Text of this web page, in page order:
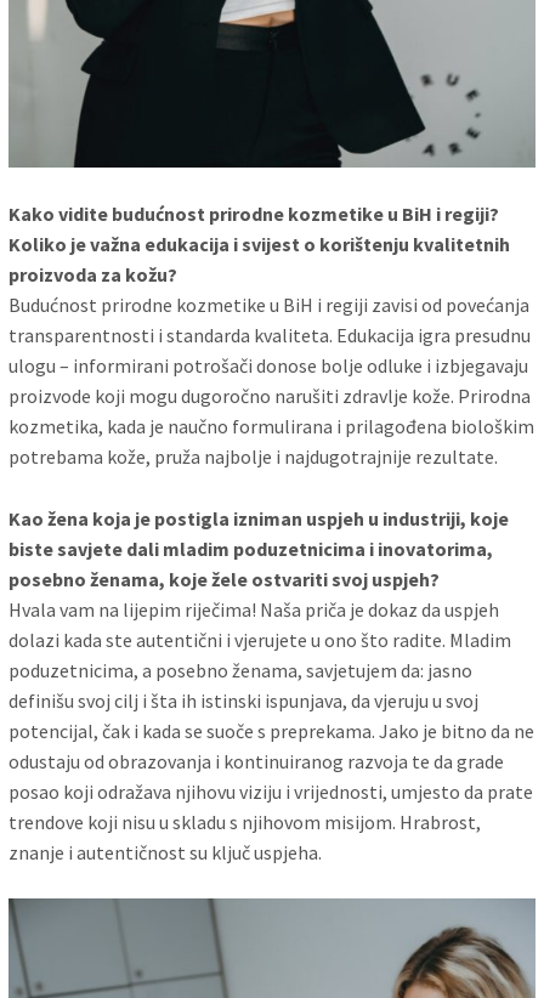
Kako vidite budućnost prirodne kozmetike u BiH i regiji?
Koliko je važna edukacija i svijest o korištenju kvalitetnih
proizvoda za kožu?
Budućnost prirodne kozmetike u BiH i regiji zavisi od povećanja
transparentnosti i standarda kvaliteta. Edukacija igra presudnu
ulogu – informirani potrošači donose bolje odluke i izbjegavaju
proizvode koji mogu dugoročno narušiti zdravlje kože. Prirodna
kozmetika, kada je naučno formulirana i prilagođena biološkim
potrebama kože, pruža najbolje i najdugotrajnije rezultate.
Kao žena koja je postigla izniman uspjeh u industriji, koje
biste savjete dali mladim poduzetnicima i inovatorima,
posebno ženama, koje žele ostvariti svoj uspjeh?
Hvala vam na lijepim riječima! Naša priča je dokaz da uspjeh
dolazi kada ste autentični i vjerujete u ono što radite. Mladim
poduzetnicima, a posebno ženama, savjetujem da: jasno
definišu svoj cilj i šta ih istinski ispunjava, da vjeruju u svoj
potencijal, čak i kada se suoče s preprekama. Jako je bitno da ne
odustaju od obrazovanja i kontinuiranog razvoja te da grade
posao koji odražava njihovu viziju i vrijednosti, umjesto da prate
trendove koji nisu u skladu s njihovom misijom. Hrabrost,
znanje i autentičnost su ključ uspjeha.